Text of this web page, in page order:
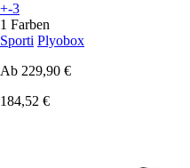
+-3
1 Farben
Sporti Plyobox
Ab 229,90 €
184,52 €